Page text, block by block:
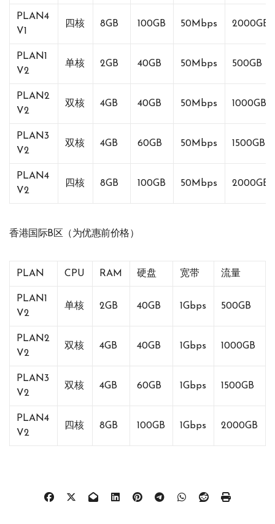
PLAN4
V1
四核 8GB 100GB 50Mbps 2000GB
PLAN1
V2
单核 2GB 40GB 50Mbps 500GB
PLAN2
V2
双核 4GB 40GB 50Mbps 1000GB
PLAN3
V2
双核 4GB 60GB 50Mbps 1500GB
PLAN4
V2
四核 8GB 100GB 50Mbps 2000GB
香港国际B区（为优惠前价格）
PLAN CPU RAM 硬盘 宽带 流量
PLAN1
V2
单核 2GB 40GB 1Gbps 500GB
PLAN2
V2
双核 4GB 40GB 1Gbps 1000GB
PLAN3
V2
双核 4GB 60GB 1Gbps 1500GB
PLAN4
V2
四核 8GB 100GB 1Gbps 2000GB